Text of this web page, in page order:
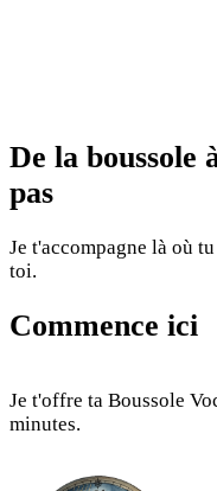
De la boussole
pas
Je t'accompagne là où
toi.
Commence ici
Je t'offre ta Boussole
minutes.